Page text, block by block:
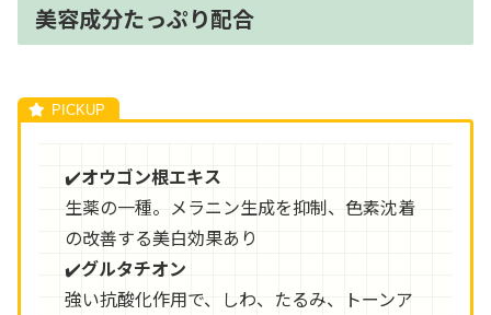
美容成分たっぷり配合
✔️オウゴン根エキス
生薬の一種。メラニン生成を抑制、色素沈着
の改善する美白効果あり
✔️グルタチオン
強い抗酸化作用で、しわ、たるみ、トーンア